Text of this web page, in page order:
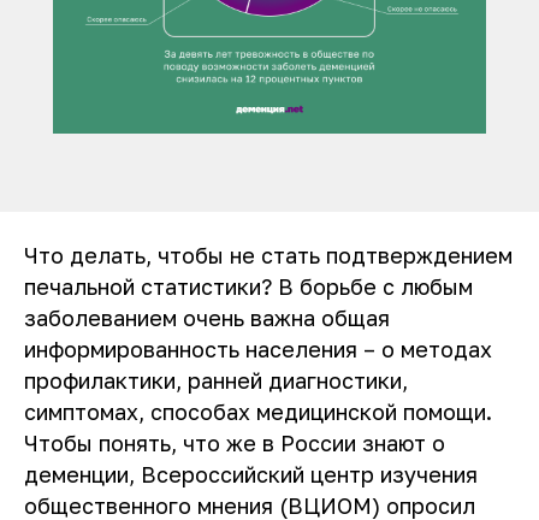
Что делать, чтобы не стать подтверждением
печальной статистики? В борьбе с любым
заболеванием очень важна общая
информированность населения – о методах
профилактики, ранней диагностики,
симптомах, способах медицинской помощи.
Чтобы понять, что же в России знают о
деменции, Всероссийский центр изучения
общественного мнения (ВЦИОМ) опросил